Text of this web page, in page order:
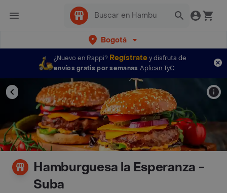
Bogotá
¿Nuevo en Rappi? Regístratey disfruta de
envíos gratis por semanas Aplican TyC
Hamburguesa la Esperanza -
Suba